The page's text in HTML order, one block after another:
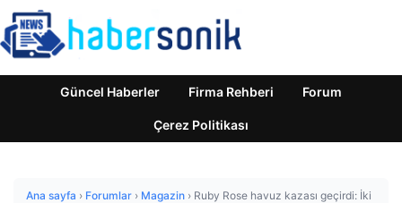
Güncel Haberler Firma Rehberi Forum
Çerez Politikası
Ana sayfa › Forumlar › Magazin › Ruby Rose havuz kazası geçirdi: İki